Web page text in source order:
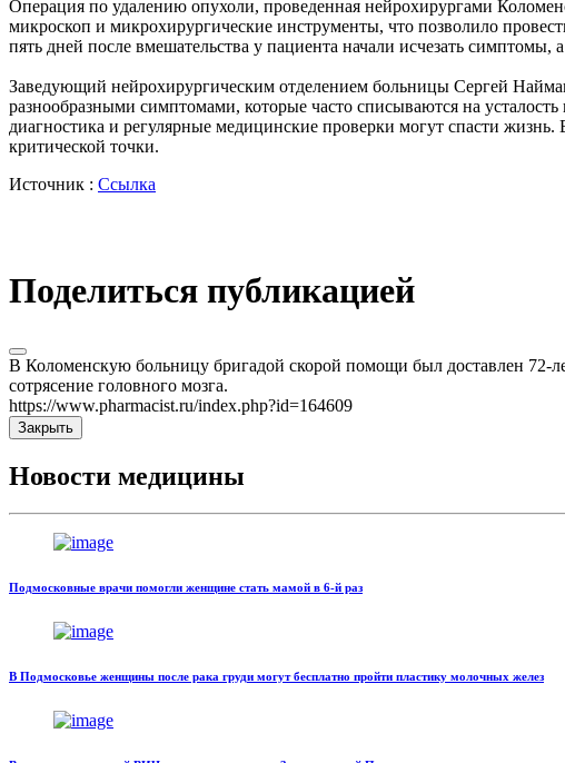
Операция по удалению опухоли, проведенная нейрохирургами
микроскоп и микрохирургические инструменты, что позволило
пять дней после вмешательства у пациента начали исчезать симптомы,
Заведующий нейрохирургическим отделением больницы Сергей
разнообразными симптомами, которые часто списываются на
диагностика и регулярные медицинские проверки могут спасти
критической точки.
Источник : Ссылка
Поделиться публикацией
В Коломенскую больницу бригадой скорой помощи был доставлен 72-
сотрясение головного мозга.
https://www.pharmacist.ru/index.php?id=164609
Закрыть
Новости медицины
Подмосковные врачи помогли женщине стать мамой в 6-й раз
В Подмосковье женщины после рака груди могут бесплатно пройти пластику молочных желез